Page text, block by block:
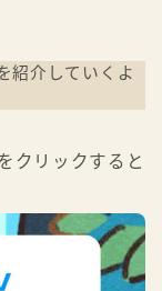
紹介していくよ
クリックすると